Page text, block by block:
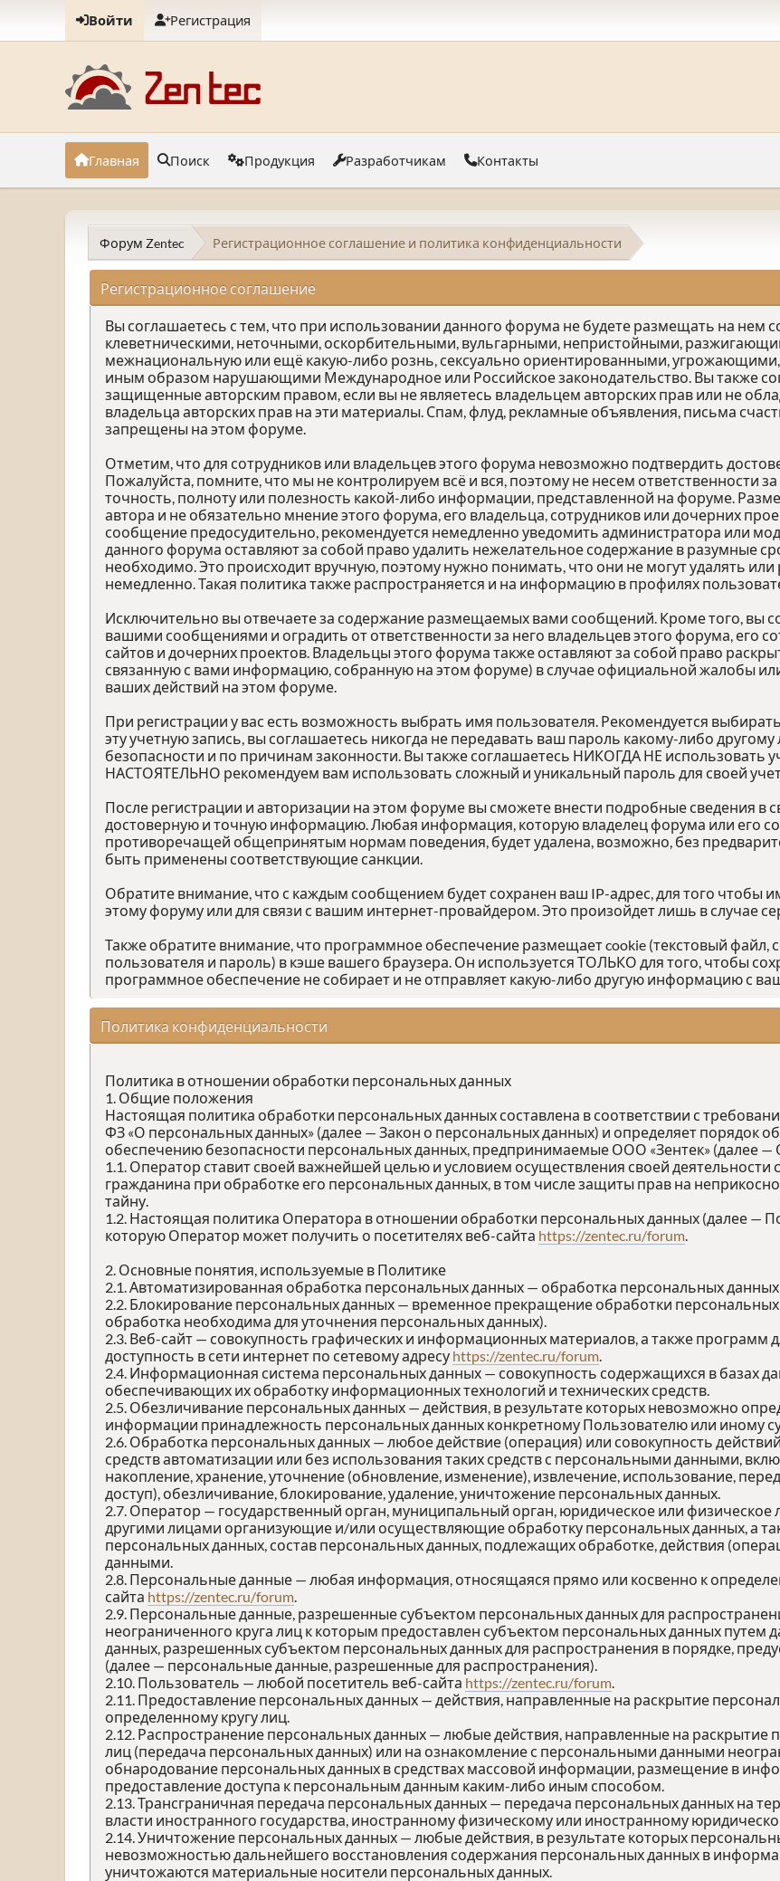
Войти Регистрация
Главная Поиск Продукция Разработчикам Контакты
Форум Zentec Регистрационное соглашение и политика конфиденциальности
Регистрационное соглашение
Вы соглашаетесь с тем, что при использовании данного форума не будете размещать на
клеветническими, неточными, оскорбительными, вульгарными, непристойными,
межнациональную или ещё какую-либо рознь, сексуально ориентированными,
иным образом нарушающими Международное или Российское законодательство. Вы также
защищенные авторским правом, если вы не являетесь владельцем авторских прав или не
владельца авторских прав на эти материалы. Спам, флуд, рекламные объявления, письма
запрещены на этом форуме.
Отметим, что для сотрудников или владельцев этого форума невозможно подтвердить
Пожалуйста, помните, что мы не контролируем всё и вся, поэтому не несем ответственности
точность, полноту или полезность какой-либо информации, представленной на форуме.
автора и не обязательно мнение этого форума, его владельца, сотрудников или дочерних
сообщение предосудительно, рекомендуется немедленно уведомить администратора или
данного форума оставляют за собой право удалить нежелательное содержание в разумные
необходимо. Это происходит вручную, поэтому нужно понимать, что они не могут удалять
немедленно. Такая политика также распространяется и на информацию в профилях
Исключительно вы отвечаете за содержание размещаемых вами сообщений. Кроме того, вы
вашими сообщениями и оградить от ответственности за него владельцев этого форума, его
сайтов и дочерних проектов. Владельцы этого форума также оставляют за собой право
связанную с вами информацию, собранную на этом форуме) в случае официальной жалобы
ваших действий на этом форуме.
При регистрации у вас есть возможность выбрать имя пользователя. Рекомендуется
эту учетную запись, вы соглашаетесь никогда не передавать ваш пароль какому-либо
безопасности и по причинам законности. Вы также соглашаетесь НИКОГДА НЕ использовать
НАСТОЯТЕЛЬНО рекомендуем вам использовать сложный и уникальный пароль для своей
После регистрации и авторизации на этом форуме вы сможете внести подробные сведения в
достоверную и точную информацию. Любая информация, которую владелец форума или его
противоречащей общепринятым нормам поведения, будет удалена, возможно, без
быть применены соответствующие санкции.
Обратите внимание, что с каждым сообщением будет сохранен ваш IP-адрес, для того чтобы
этому форуму или для связи с вашим интернет-провайдером. Это произойдет лишь в случае
Также обратите внимание, что программное обеспечение размещает cookie (текстовый
пользователя и пароль) в кэше вашего браузера. Он используется ТОЛЬКО для того, чтобы
программное обеспечение не собирает и не отправляет какую-либо другую информацию с
Политика конфиденциальности
Политика в отношении обработки персональных данных
1. Общие положения
Настоящая политика обработки персональных данных составлена в соответствии с
ФЗ «О персональных данных» (далее — Закон о персональных данных) и определяет порядок
обеспечению безопасности персональных данных, предпринимаемые ООО «Зентек» (далее —
1.1. Оператор ставит своей важнейшей целью и условием осуществления своей деятельности
гражданина при обработке его персональных данных, в том числе защиты прав на
тайну.
1.2. Настоящая политика Оператора в отношении обработки персональных данных (далее —
которую Оператор может получить о посетителях веб-сайта https://zentec.ru/forum.
2. Основные понятия, используемые в Политике
2.1. Автоматизированная обработка персональных данных — обработка персональных
2.2. Блокирование персональных данных — временное прекращение обработки
обработка необходима для уточнения персональных данных).
2.3. Веб-сайт — совокупность графических и информационных материалов, а также
доступность в сети интернет по сетевому адресу https://zentec.ru/forum.
2.4. Информационная система персональных данных — совокупность содержащихся в базах
обеспечивающих их обработку информационных технологий и технических средств.
2.5. Обезличивание персональных данных — действия, в результате которых невозможно
информации принадлежность персональных данных конкретному Пользователю или иному
2.6. Обработка персональных данных — любое действие (операция) или совокупность
средств автоматизации или без использования таких средств с персональными данными,
накопление, хранение, уточнение (обновление, изменение), извлечение, использование,
доступ), обезличивание, блокирование, удаление, уничтожение персональных данных.
2.7. Оператор — государственный орган, муниципальный орган, юридическое или физическое
другими лицами организующие и/или осуществляющие обработку персональных данных, а
персональных данных, состав персональных данных, подлежащих обработке, действия
данными.
2.8. Персональные данные — любая информация, относящаяся прямо или косвенно к
сайта https://zentec.ru/forum.
2.9. Персональные данные, разрешенные субъектом персональных данных для
неограниченного круга лиц к которым предоставлен субъектом персональных данных путем
данных, разрешенных субъектом персональных данных для распространения в порядке,
(далее — персональные данные, разрешенные для распространения).
2.10. Пользователь — любой посетитель веб-сайта https://zentec.ru/forum.
2.11. Предоставление персональных данных — действия, направленные на раскрытие
определенному кругу лиц.
2.12. Распространение персональных данных — любые действия, направленные на раскрытие
лиц (передача персональных данных) или на ознакомление с персональными данными
обнародование персональных данных в средствах массовой информации, размещение в
предоставление доступа к персональным данным каким-либо иным способом.
2.13. Трансграничная передача персональных данных — передача персональных данных на
власти иностранного государства, иностранному физическому или иностранному
2.14. Уничтожение персональных данных — любые действия, в результате которых
невозможностью дальнейшего восстановления содержания персональных данных в
уничтожаются материальные носители персональных данных.